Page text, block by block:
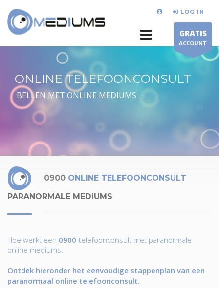
LOG IN
GRATIS
ACCOUNT
ONLINE TELEFOONCONSULT
BELLEN MET ONLINE MEDIUMS
0900 ONLINE TELEFOONCONSULT
PARANORMALE MEDIUMS
Hoe werkt een 0900-telefoonconsult met paranormale
online mediums.
Ontdek hieronder het eenvoudige stappenplan van een
paranormaal online telefoonconsult.